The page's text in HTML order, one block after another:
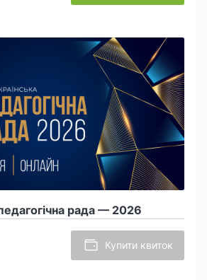
рада — 2026
Купити квиток